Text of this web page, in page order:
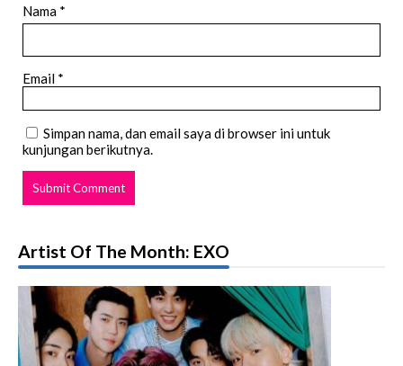
Nama *
Email *
Simpan nama, dan email saya di browser ini untuk
kunjungan berikutnya.
Artist Of The Month: EXO